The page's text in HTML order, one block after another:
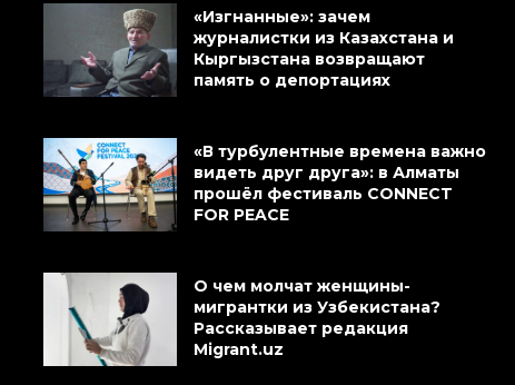
«Изгнанные»: зачем
журналистки из Казахстана и
Кыргызстана возвращают
память о депортациях
«В турбулентные времена важно
видеть друг друга»: в Алматы
прошёл фестиваль CONNECT
FOR PEACE
О чем молчат женщины-
мигрантки из Узбекистана?
Рассказывает редакция
Migrant.uz